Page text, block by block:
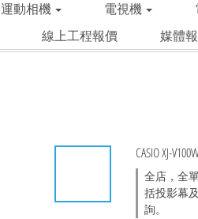
運動相機 電視機
線上工程報價 媒體
CASIO XJ-
全店，全
括投影幕
詢。